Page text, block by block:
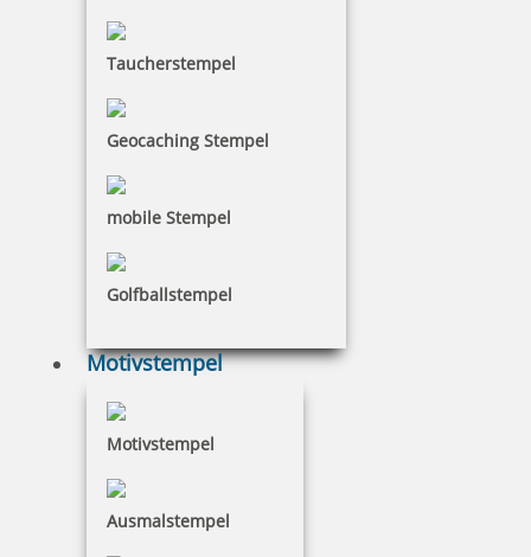
Taucherstempel
Geocaching Stempel
mobile Stempel
Golfballstempel
Motivstempel
Motivstempel
Ausmalstempel
Trodat Classic Datumstempel 2910 P04 54x30 mm
43,26 €
Trodat Classic Datumstempel 2910 P05 54x34 mm